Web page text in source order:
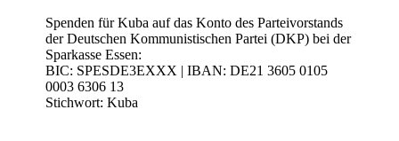
Spenden für Kuba auf das Konto des Parteivorstands
der Deutschen Kommunistischen Partei (DKP) bei der
Sparkasse Essen:
BIC: SPESDE3EXXX | IBAN: DE21 3605 0105
0003 6306 13
Stichwort: Kuba